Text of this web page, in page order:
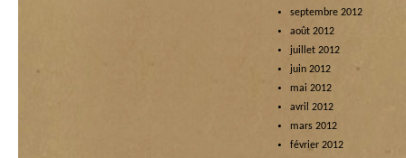
septembre 2012
août 2012
juillet 2012
juin 2012
mai 2012
avril 2012
mars 2012
février 2012